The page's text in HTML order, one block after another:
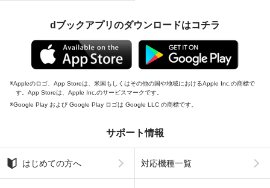
dブックアプリのダウンロードはコチラ
Appleのロゴ、App Storeは、米国もしくはその他の国や地域におけるApple Inc.の商標で
す。App Storeは、Apple Inc.のサービスマークです。
Google Play および Google Play ロゴは Google LLC の商標です。
サポート情報
はじめての方へ 対応機種一覧